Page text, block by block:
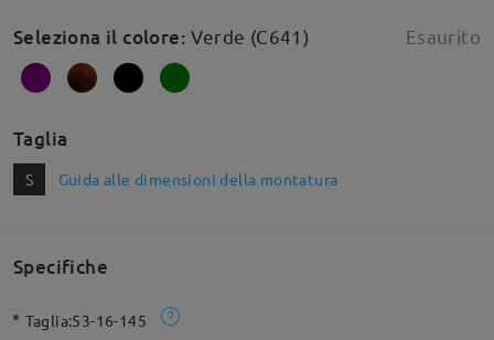
Seleziona il colore:Verde (C641) Esaurito
Taglia
S Guida alle dimensioni della montatura
Specifiche
Taglia:53-16-145